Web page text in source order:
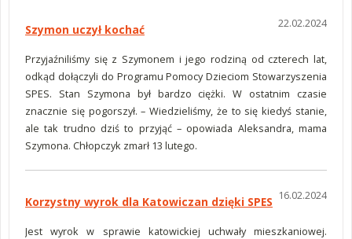
22.02.2024
Szymon uczył kochać
Przyjaźniliśmy się z Szymonem i jego rodziną od czterech lat,
odkąd dołączyli do Programu Pomocy Dzieciom Stowarzyszenia
SPES. Stan Szymona był bardzo ciężki. W ostatnim czasie
znacznie się pogorszył. – Wiedzieliśmy, że to się kiedyś stanie,
ale tak trudno dziś to przyjąć – opowiada Aleksandra, mama
Szymona. Chłopczyk zmarł 13 lutego.
16.02.2024
Korzystny wyrok dla Katowiczan dzięki SPES
Jest wyrok w sprawie katowickiej uchwały mieszkaniowej.